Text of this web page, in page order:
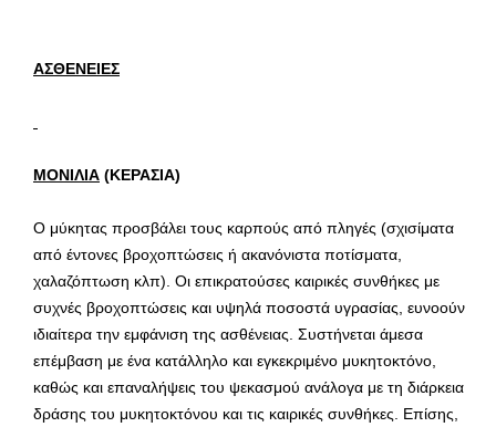
ΑΣΘΕΝΕΙΕΣ
ΜΟΝΙΛΙΑ (ΚΕΡΑΣΙΑ)
Ο μύκητας προσβάλει τους καρπούς από πληγές (σχισίματα
από έντονες βροχοπτώσεις ή ακανόνιστα ποτίσματα,
χαλαζόπτωση κλπ). Οι επικρατούσες καιρικές συνθήκες με
συχνές βροχοπτώσεις και υψηλά ποσοστά υγρασίας, ευνοούν
ιδιαίτερα την εμφάνιση της ασθένειας. Συστήνεται άμεσα
επέμβαση με ένα κατάλληλο και εγκεκριμένο μυκητοκτόνο,
καθώς και επαναλήψεις του ψεκασμού ανάλογα με τη διάρκεια
δράσης του μυκητοκτόνου και τις καιρικές συνθήκες. Επίσης,